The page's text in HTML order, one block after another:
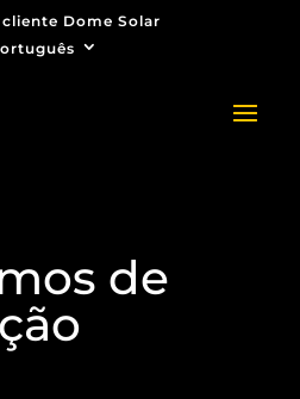
Dome Solar
de